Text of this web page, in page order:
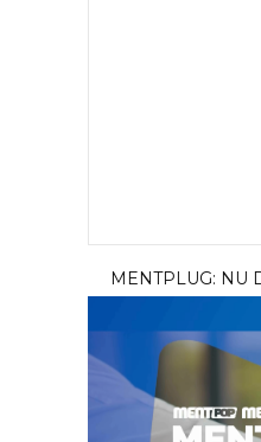
MENTPLUG: NU